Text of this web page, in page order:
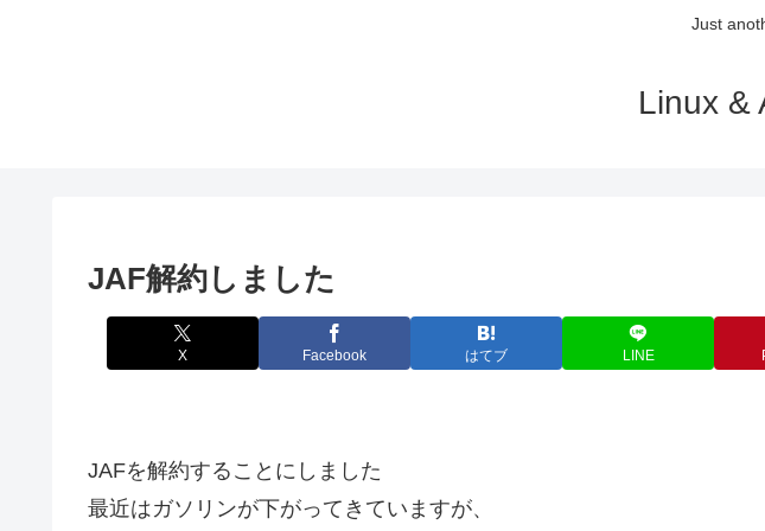
Just
Linux &
JAF解約しました
X Facebook はてブ LINE
JAFを解約することにしました
最近はガソリンが下がってきていますが、